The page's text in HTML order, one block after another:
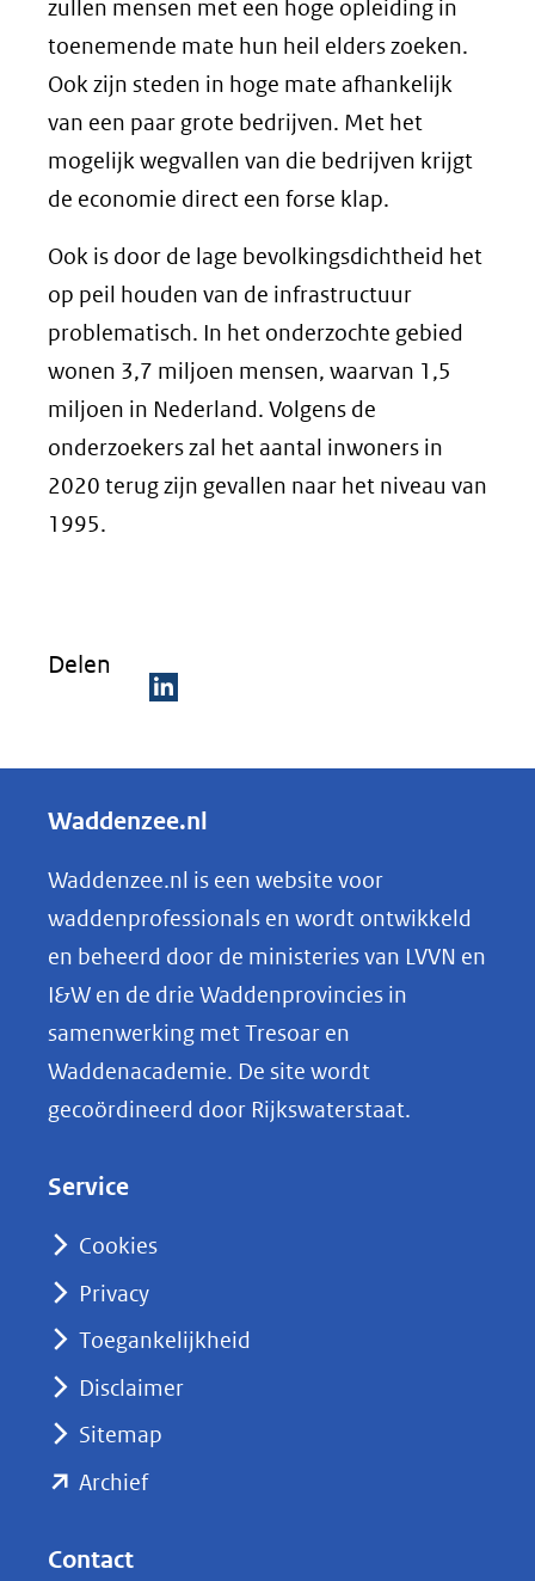
zullen mensen met een hoge opleiding in
toenemende mate hun heil elders zoeken.
Ook zijn steden in hoge mate afhankelijk
van een paar grote bedrijven. Met het
mogelijk wegvallen van die bedrijven krijgt
de economie direct een forse klap.
Ook is door de lage bevolkingsdichtheid het
op peil houden van de infrastructuur
problematisch. In het onderzochte gebied
wonen 3,7 miljoen mensen, waarvan 1,5
miljoen in Nederland. Volgens de
onderzoekers zal het aantal inwoners in
2020 terug zijn gevallen naar het niveau van
1995.
Delen
e
e
n
o
p
k
e
nieuw
naar
Waddenzee.nl
Waddenzee.nl is een website voor
waddenprofessionals en wordt ontwikkeld
en beheerd door de ministeries van LVVN en
I&W en de drie Waddenprovincies in
samenwerking met Tresoar en
Waddenacademie. De site wordt
gecoördineerd door Rijkswaterstaat.
Service
Cookies
Privacy
Toegankelijkheid
Disclaimer
Sitemap
Archief(opent
Contact